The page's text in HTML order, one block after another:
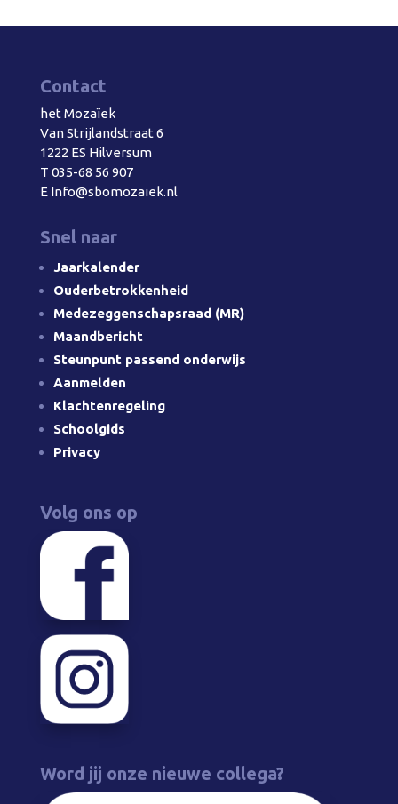
Contact
het Mozaïek
Van Strijlandstraat 6
1222 ES Hilversum
T 035-68 56 907
E Info@sbomozaiek.nl
Snel naar
Jaarkalender
Ouderbetrokkenheid
Medezeggenschapsraad (MR)
Maandbericht
Steunpunt passend onderwijs
Aanmelden
Klachtenregeling
Schoolgids
Privacy
Volg ons op
Word jij onze nieuwe collega?